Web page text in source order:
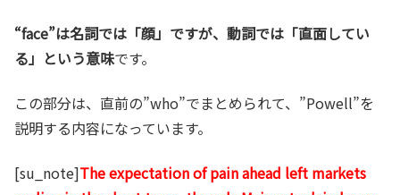
“face”は名詞では「顔」ですが、動詞では「直面してい
る」という意味です。
この部分は、直前の”who”でまとめられて、”Powell”を
説明する内容になっています。
[su_note]The expectation of pain ahead left markets